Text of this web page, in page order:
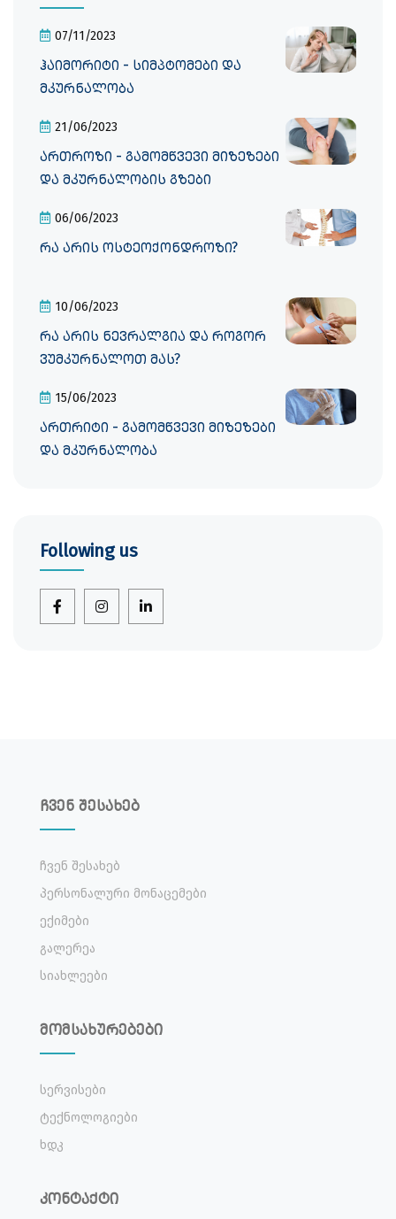
07/11/2023
ჰაიმორიტი - სიმპტომები და
მკურნალობა
21/06/2023
ართროზი - გამომწვევი მიზეზები
და მკურნალობის გზები
06/06/2023
რა არის ოსტეოქონდროზი?
10/06/2023
რა არის ნევრალგია და როგორ
ვუმკურნალოთ მას?
15/06/2023
ართრიტი - გამომწვევი მიზეზები
და მკურნალობა
Following us
ჩვენ შესახებ
Ჩვენ Შესახებ
Პერსონალური Მონაცემები
Ექიმები
Გალერეა
Სიახლეები
მომსახურებები
Სერვისები
Ტექნოლოგიები
Ხდკ
კონტაქტი